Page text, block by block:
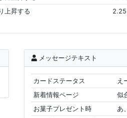
上昇する
メッセージテキスト
カードステータス
え
新着情報ページ
似
お菓子プレゼント時
あ